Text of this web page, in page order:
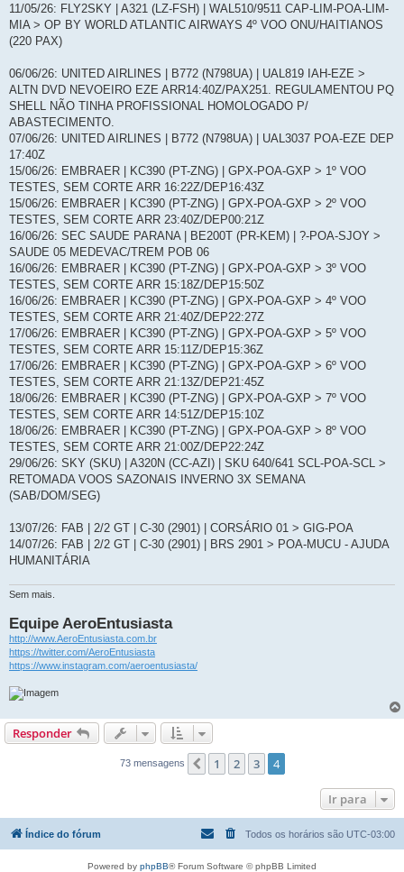
11/05/26: FLY2SKY | A321 (LZ-FSH) | WAL510/9511 CAP-LIM-POA-LIM-
MIA > OP BY WORLD ATLANTIC AIRWAYS 4º VOO ONU/HAITIANOS
(220 PAX)
06/06/26: UNITED AIRLINES | B772 (N798UA) | UAL819 IAH-EZE >
ALTN DVD NEVOEIRO EZE ARR14:40Z/PAX251. REGULAMENTOU PQ
SHELL NÃO TINHA PROFISSIONAL HOMOLOGADO P/
ABASTECIMENTO.
07/06/26: UNITED AIRLINES | B772 (N798UA) | UAL3037 POA-EZE DEP
17:40Z
15/06/26: EMBRAER | KC390 (PT-ZNG) | GPX-POA-GXP > 1º VOO
TESTES, SEM CORTE ARR 16:22Z/DEP16:43Z
15/06/26: EMBRAER | KC390 (PT-ZNG) | GPX-POA-GXP > 2º VOO
TESTES, SEM CORTE ARR 23:40Z/DEP00:21Z
16/06/26: SEC SAUDE PARANA | BE200T (PR-KEM) | ?-POA-SJOY >
SAUDE 05 MEDEVAC/TREM POB 06
16/06/26: EMBRAER | KC390 (PT-ZNG) | GPX-POA-GXP > 3º VOO
TESTES, SEM CORTE ARR 15:18Z/DEP15:50Z
16/06/26: EMBRAER | KC390 (PT-ZNG) | GPX-POA-GXP > 4º VOO
TESTES, SEM CORTE ARR 21:40Z/DEP22:27Z
17/06/26: EMBRAER | KC390 (PT-ZNG) | GPX-POA-GXP > 5º VOO
TESTES, SEM CORTE ARR 15:11Z/DEP15:36Z
17/06/26: EMBRAER | KC390 (PT-ZNG) | GPX-POA-GXP > 6º VOO
TESTES, SEM CORTE ARR 21:13Z/DEP21:45Z
18/06/26: EMBRAER | KC390 (PT-ZNG) | GPX-POA-GXP > 7º VOO
TESTES, SEM CORTE ARR 14:51Z/DEP15:10Z
18/06/26: EMBRAER | KC390 (PT-ZNG) | GPX-POA-GXP > 8º VOO
TESTES, SEM CORTE ARR 21:00Z/DEP22:24Z
29/06/26: SKY (SKU) | A320N (CC-AZI) | SKU 640/641 SCL-POA-SCL >
RETOMADA VOOS SAZONAIS INVERNO 3X SEMANA
(SAB/DOM/SEG)
13/07/26: FAB | 2/2 GT | C-30 (2901) | CORSÁRIO 01 > GIG-POA
14/07/26: FAB | 2/2 GT | C-30 (2901) | BRS 2901 > POA-MUCU - AJUDA
HUMANITÁRIA
Sem mais.
Equipe AeroEntusiasta
http://www.AeroEntusiasta.com.br
https://twitter.com/AeroEntusiasta
https://www.instagram.com/aeroentusiasta/
Responder
73 mensagens Anterior
1 2 3 4
Ir para
Índice do fórum Todos os horários são UTC-03:00
Powered by phpBB® Forum Software © phpBB Limited